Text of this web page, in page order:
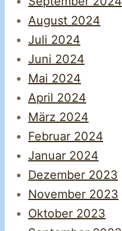
August 2024
Juli 2024
Juni 2024
Mai 2024
April 2024
März 2024
Februar 2024
Januar 2024
Dezember 2023
November 2023
Oktober 2023